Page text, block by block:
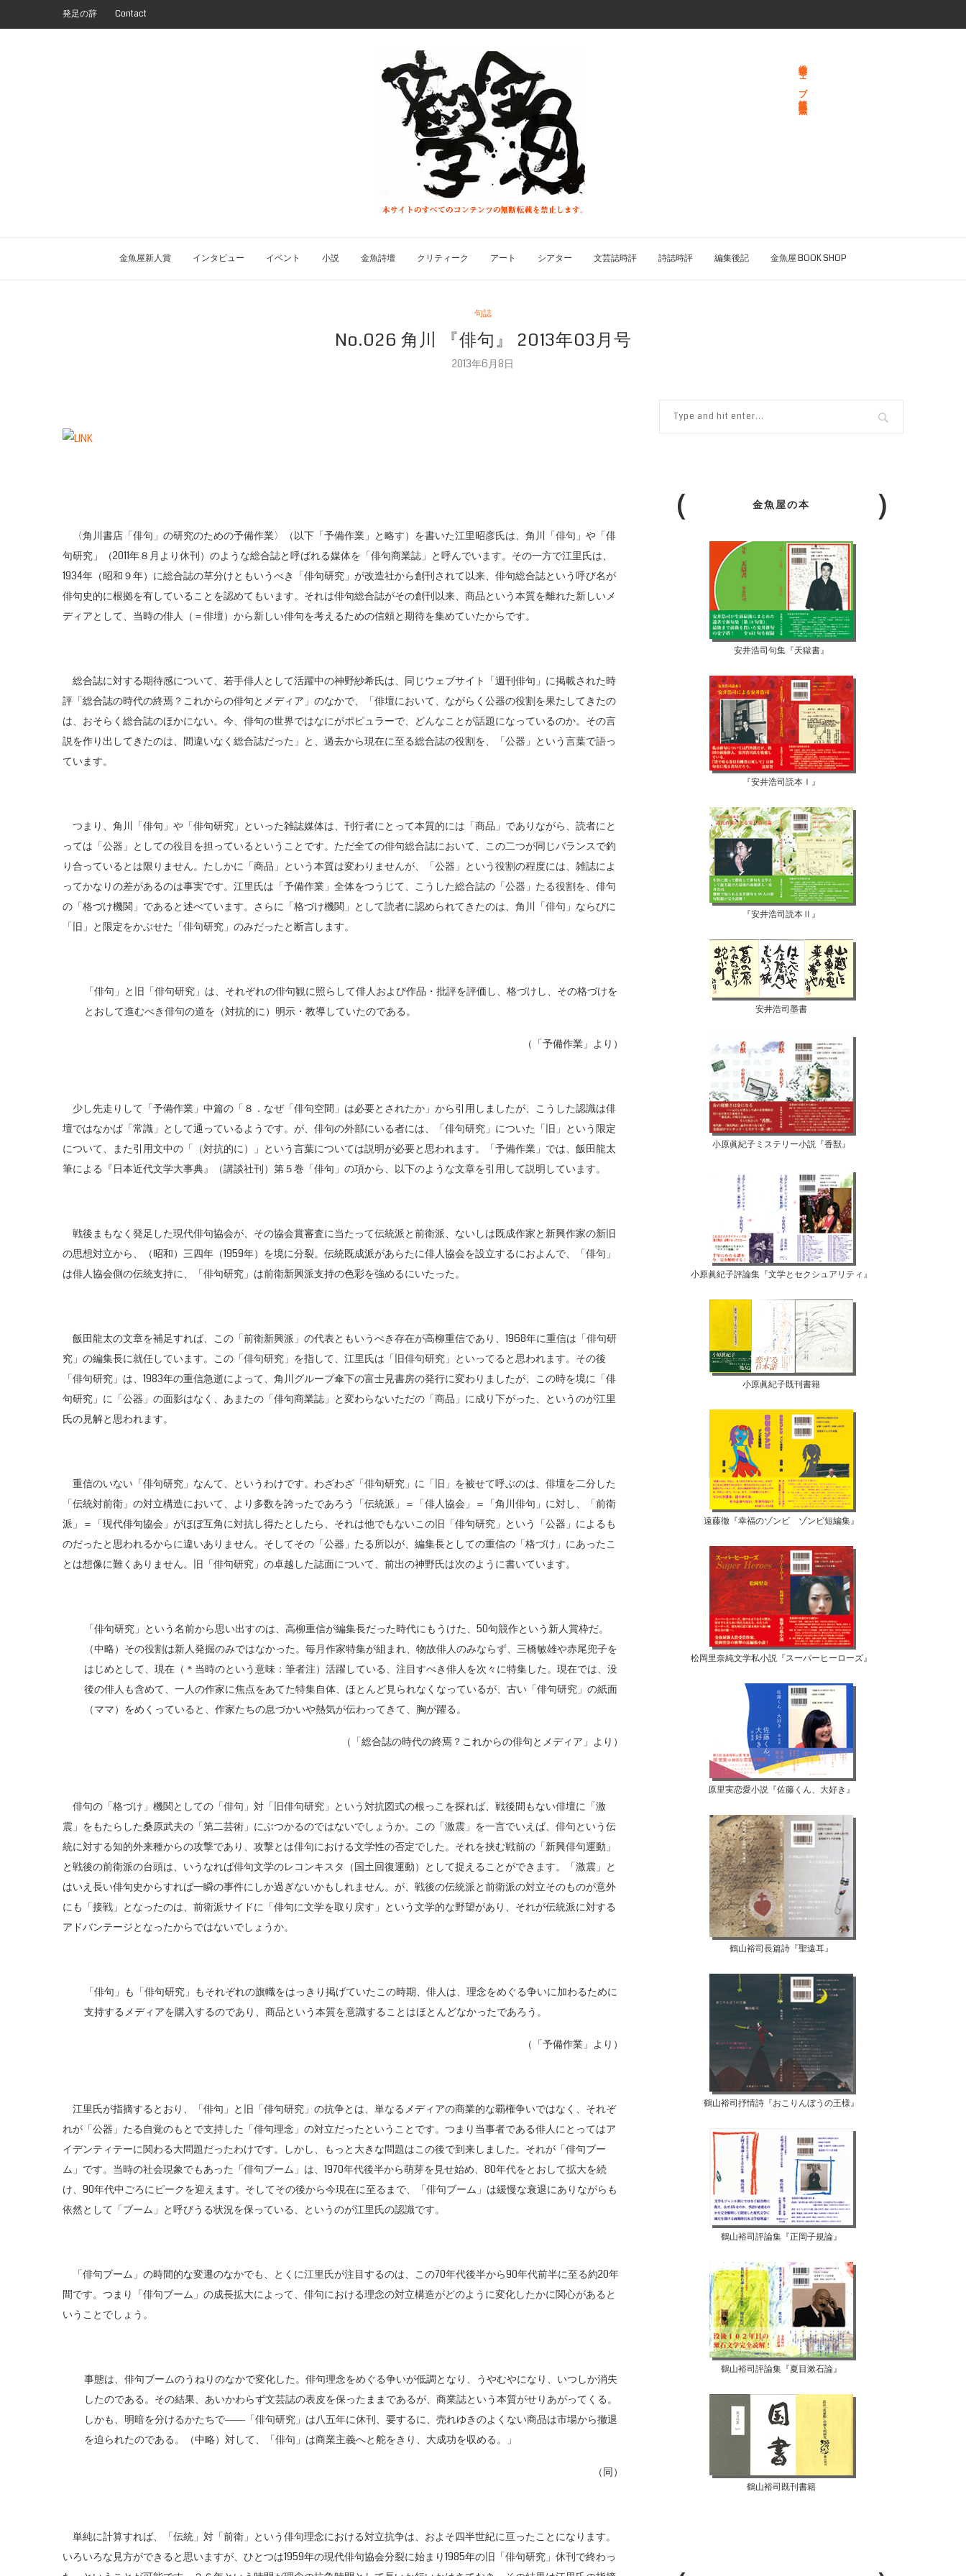
発足の辞 Contact
総合文学ウェブ情報誌 文学金魚
金魚屋新人賞 インタビュー イベント 小説 金魚詩壇 クリティーク アート シアター 文芸誌時評 詩誌時評 編集後記 金魚屋 BOOK SHOP
句誌
No.026 角川 『俳句』 2013年03月号
2013年6月8日
〈角川書店「俳句」の研究のための予備作業〉（以下「予備作業」と略す）を書いた江里昭彦氏は、角川「俳句」や「俳
句研究」（2011年８月より休刊）のような総合誌と呼ばれる媒体を「俳句商業誌」と呼んでいます。その一方で江里氏は、
1934年（昭和９年）に総合誌の草分けともいうべき「俳句研究」が改造社から創刊されて以来、俳句総合誌という呼び名が
俳句史的に根拠を有していることを認めてもいます。それは俳句総合誌がその創刊以来、商品という本質を離れた新しいメ
ディアとして、当時の俳人（＝俳壇）から新しい俳句を考えるための信頼と期待を集めていたからです。
総合誌に対する期待感について、若手俳人として活躍中の神野紗希氏は、同じウェブサイト「週刊俳句」に掲載された時
評「総合誌の時代の終焉？これからの俳句とメディア」のなかで、「俳壇において、ながらく公器の役割を果たしてきたの
は、おそらく総合誌のほかにない。今、俳句の世界ではなにがポピュラーで、どんなことが話題になっているのか。その言
説を作り出してきたのは、間違いなく総合誌だった」と、過去から現在に至る総合誌の役割を、「公器」という言葉で語っ
ています。
つまり、角川「俳句」や「俳句研究」といった雑誌媒体は、刊行者にとって本質的には「商品」でありながら、読者にと
っては「公器」としての役目を担っているということです。ただ全ての俳句総合誌において、この二つが同じバランスで釣
り合っているとは限りません。たしかに「商品」という本質は変わりませんが、「公器」という役割の程度には、雑誌によ
ってかなりの差があるのは事実です。江里氏は「予備作業」全体をつうじて、こうした総合誌の「公器」たる役割を、俳句
の「格づけ機関」であると述べています。さらに「格づけ機関」として読者に認められてきたのは、角川「俳句」ならびに
「旧」と限定をかぶせた「俳句研究」のみだったと断言します。
「俳句」と旧「俳句研究」は、それぞれの俳句観に照らして俳人および作品・批評を評価し、格づけし、その格づけを
とおして進むべき俳句の道を（対抗的に）明示・教導していたのである。
（「予備作業」より）
少し先走りして「予備作業」中篇の「８．なぜ「俳句空間」は必要とされたか」から引用しましたが、こうした認識は俳
壇ではなかば「常識」として通っているようです。が、俳句の外部にいる者には、「俳句研究」についた「旧」という限定
について、また引用文中の「（対抗的に）」という言葉については説明が必要と思われます。「予備作業」では、飯田龍太
筆による『日本近代文学大事典』（講談社刊）第５巻「俳句」の項から、以下のような文章を引用して説明しています。
戦後まもなく発足した現代俳句協会が、その協会賞審査に当たって伝統派と前衛派、ないしは既成作家と新興作家の新旧
の思想対立から、（昭和）三四年（1959年）を境に分裂。伝統既成派があらたに俳人協会を設立するにおよんで、「俳句」
は俳人協会側の伝統支持に、「俳句研究」は前衛新興派支持の色彩を強めるにいたった。
飯田龍太の文章を補足すれば、この「前衛新興派」の代表ともいうべき存在が高柳重信であり、1968年に重信は「俳句研
究」の編集長に就任しています。この「俳句研究」を指して、江里氏は「旧俳句研究」といってると思われます。その後
「俳句研究」は、1983年の重信急逝によって、角川グループ傘下の富士見書房の発行に変わりましたが、この時を境に「俳
句研究」に「公器」の面影はなく、あまたの「俳句商業誌」と変わらないただの「商品」に成り下がった、というのが江里
氏の見解と思われます。
重信のいない「俳句研究」なんて、というわけです。わざわざ「俳句研究」に「旧」を被せて呼ぶのは、俳壇を二分した
「伝統対前衛」の対立構造において、より多数を誇ったであろう「伝統派」＝「俳人協会」＝「角川俳句」に対し、「前衛
派」＝「現代俳句協会」がほぼ互角に対抗し得たとしたら、それは他でもないこの旧「俳句研究」という「公器」によるも
のだったと思われるからに違いありません。そしてその「公器」たる所以が、編集長としての重信の「格づけ」にあったこ
とは想像に難くありません。旧「俳句研究」の卓越した誌面について、前出の神野氏は次のように書いています。
「俳句研究」という名前から思い出すのは、高柳重信が編集長だった時代にもうけた、50句競作という新人賞枠だ。
（中略）その役割は新人発掘のみではなかった。毎月作家特集が組まれ、物故俳人のみならず、三橋敏雄や赤尾兜子を
はじめとして、現在（＊当時のという意味：筆者注）活躍している、注目すべき俳人を次々に特集した。現在では、没
後の俳人も含めて、一人の作家に焦点をあてた特集自体、ほとんど見られなくなっているが、古い「俳句研究」の紙面
（ママ）をめくっていると、作家たちの息づかいや熱気が伝わってきて、胸が躍る。
（「総合誌の時代の終焉？これからの俳句とメディア」より）
俳句の「格づけ」機関としての「俳句」対「旧俳句研究」という対抗図式の根っこを探れば、戦後間もない俳壇に「激
震」をもたらした桑原武夫の「第二芸術」にぶつかるのではないでしょうか。この「激震」を一言でいえば、俳句という伝
統に対する知的外来種からの攻撃であり、攻撃とは俳句における文学性の否定でした。それを挟む戦前の「新興俳句運動」
と戦後の前衛派の台頭は、いうなれば俳句文学のレコンキスタ（国土回復運動）として捉えることができます。「激震」と
はいえ長い俳句史からすれば一瞬の事件にしか過ぎないかもしれません。が、戦後の伝統派と前衛派の対立そのものが意外
にも「接戦」となったのは、前衛派サイドに「俳句に文学を取り戻す」という文学的な野望があり、それが伝統派に対する
アドバンテージとなったからではないでしょうか。
「俳句」も「俳句研究」もそれぞれの旗幟をはっきり掲げていたこの時期、俳人は、理念をめぐる争いに加わるために
支持するメディアを購入するのであり、商品という本質を意識することはほとんどなかったであろう。
（「予備作業」より）
江里氏が指摘するとおり、「俳句」と旧「俳句研究」の抗争とは、単なるメディアの商業的な覇権争いではなく、それぞ
れが「公器」たる自覚のもとで支持した「俳句理念」の対立だったということです。つまり当事者である俳人にとってはア
イデンティテーに関わる大問題だったわけです。しかし、もっと大きな問題はこの後で到来しました。それが「俳句ブー
ム」です。当時の社会現象でもあった「俳句ブーム」は、1970年代後半から萌芽を見せ始め、80年代をとおして拡大を続
け、90年代中ごろにピークを迎えます。そしてその後から今現在に至るまで、「俳句ブーム」は緩慢な衰退にありながらも
依然として「ブーム」と呼びうる状況を保っている、というのが江里氏の認識です。
「俳句ブーム」の時間的な変遷のなかでも、とくに江里氏が注目するのは、この70年代後半から90年代前半に至る約20年
間です。つまり「俳句ブーム」の成長拡大によって、俳句における理念の対立構造がどのように変化したかに関心があると
いうことでしょう。
事態は、俳句ブームのうねりのなかで変化した。俳句理念をめぐる争いが低調となり、うやむやになり、いつしか消失
したのである。その結果、あいかわらず文芸誌の表皮を保ったままであるが、商業誌という本質がせりあがってくる。
しかも、明暗を分けるかたちで――「俳句研究」は八五年に休刊、要するに、売れゆきのよくない商品は市場から撤退
を迫られたのである。（中略）対して、「俳句」は商業主義へと舵をきり、大成功を収める。」
（同）
単純に計算すれば、「伝統」対「前衛」という俳句理念における対立抗争は、およそ四半世紀に亘ったことになります。
いろいろな見方ができると思いますが、ひとつは1959年の現代俳句協会分裂に始まり1985年の旧「俳句研究」休刊で終わっ
金魚屋の本
安井浩司句集『天獄書』
『安井浩司読本Ⅰ』
『安井浩司読本Ⅱ』
安井浩司墨書
小原眞紀子ミステリー小説『香獣』
小原眞紀子評論集『文学とセクシュアリティ』
小原眞紀子既刊書籍
遠藤徹『幸福のゾンビ ゾンビ短編集』
松岡里奈純文学私小説『スーパーヒーローズ』
原里実恋愛小説『佐藤くん、大好き』
鶴山裕司長篇詩『聖遠耳』
鶴山裕司抒情詩『おこりんぼうの王様』
鶴山裕司評論集『正岡子規論』
鶴山裕司評論集『夏目漱石論』
鶴山裕司既刊書籍